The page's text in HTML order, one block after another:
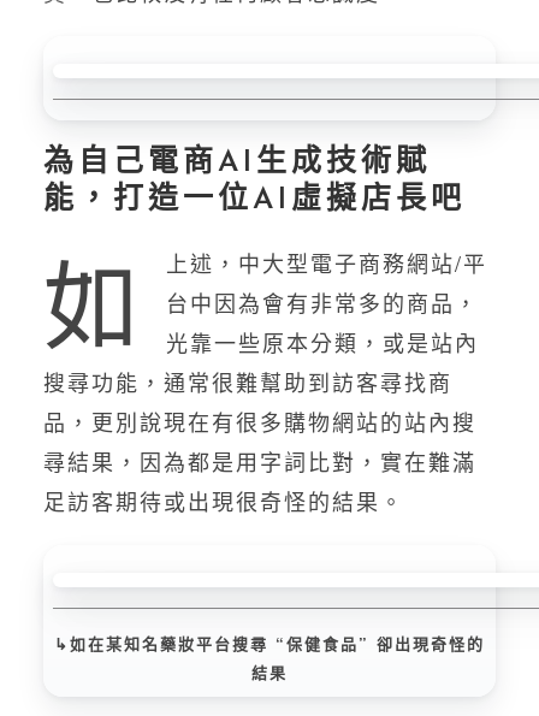
為自己電商AI生成技術賦
能，打造一位AI虛擬店長吧
如
上述，中大型電子商務網站/平
台中因為會有非常多的商品，
光靠一些原本分類，或是站內
搜尋功能，通常很難幫助到訪客尋找商
品，更別說現在有很多購物網站的站內搜
尋結果，因為都是用字詞比對，實在難滿
足訪客期待或出現很奇怪的結果。
↳如在某知名藥妝平台搜尋 “保健食品” 卻出現奇怪的
結果